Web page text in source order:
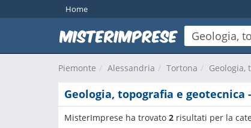
Home
Piemonte Alessandria Tortona Geologia,
Geologia, topografia e geotecnica
MisterImprese ha trovato 2 risultati per la